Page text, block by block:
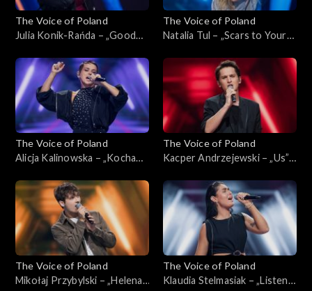
The Voice of Poland
Julia Konik-Rańda – „Good
Nokaut, 2 listopada 2024
The Voice of Poland
Natalia Tul – „Scars to Your
Poland”, Nokaut, 2 listopada
2024
The Voice of Poland
Alicja Kalinowska – „Kocham
Voice of Poland”, Nokaut, 2
listopada 2024
The Voice of Poland
Kacper Andrzejewski – „Us”;
Nokaut, 2 listopada 2024
The Voice of Poland
Mikołaj Przybylski – „Helena”;
The Voice of Poland
Klaudia Stelmasiak – „Listen”;